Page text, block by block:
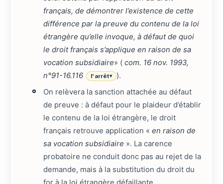
français, de démontrer l’existence de cette
différence par la preuve du contenu de la loi
étrangère qu’elle invoque, à défaut de quoi
le droit français s’applique en raison de sa
vocation subsidiaire» ( com. 16 nov. 1993,
n°91-16.116
l'arrêt▾
).
On relèvera la sanction attachée au défaut
de preuve : à défaut pour le plaideur d’établir
le contenu de la loi étrangère, le droit
français retrouve application «en raison de
sa vocation subsidiaire ». La carence
probatoire ne conduit donc pas au rejet de la
demande, mais à la substitution du droit du